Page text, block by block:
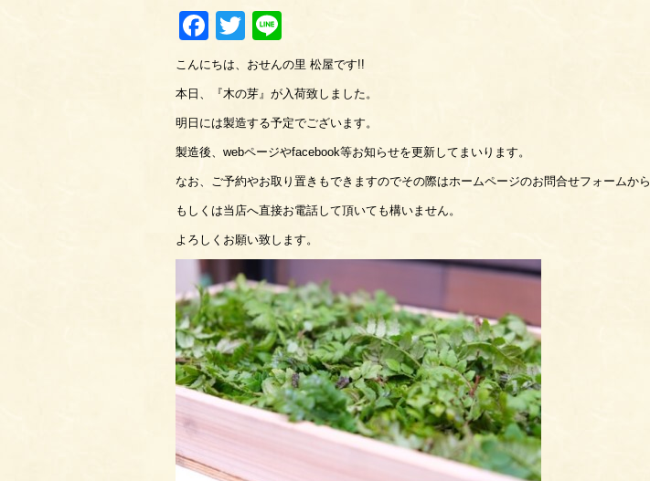
Facebook
Twitter
こんにちは、おせんの里 松屋です!!
本日、『木の芽』が入荷致しました。
明日には製造する予定でございます。
製造後、webページやfacebook等お知らせを更新してまいります。
なお、ご予約やお取り置きもできますのでその際はホームページのお問合せフォームから
もしくは当店へ直接お電話して頂いても構いません。
よろしくお願い致します。